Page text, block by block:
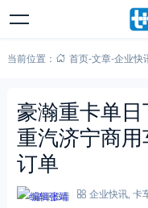
当前位置： 首页-文章-企业快
豪瀚重卡单
重汽济宁商
订单
编辑张靖 企业快讯, 卡